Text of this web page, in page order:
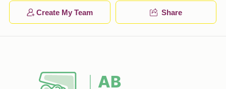
1 year ago $72.00
Create My Team Share